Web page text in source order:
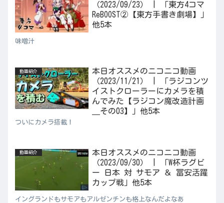
（2023/09/23） | 「東方4コマ
ReBOOST②【東方手書き劇場】」
他5本
味噌汁
動画紹介
本日オススメのニコニコ動画
（2023/11/21） | 「ラジコンツ
イストクローラーにカメラを積
んでみた【ラジコン魔改造計画
＿その03】」他5本
ついにカメラ搭載！
動画紹介
本日オススメのニコニコ動画
（2023/09/30） | 「W杯ラグビ
ー 日本 対 サモア ＆ 冨安活躍
カップ戦」他5本
イングランドもサモアもアルゼンチンも格上なんだよなあ